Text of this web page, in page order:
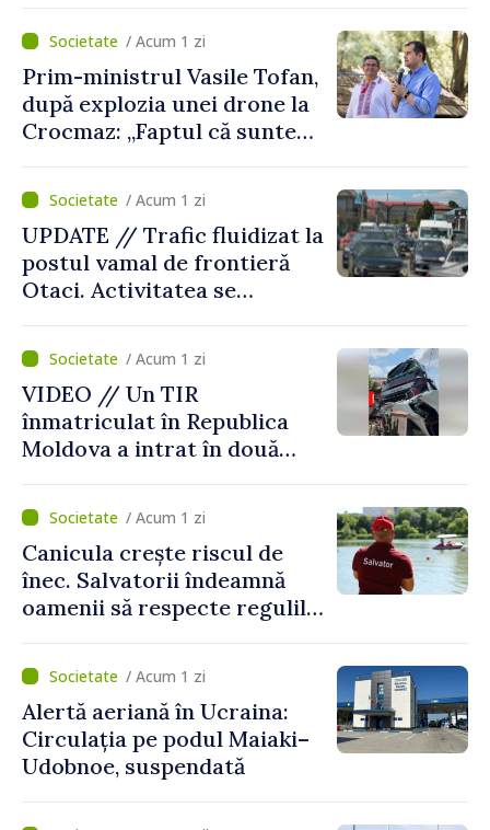
„dronă-rachetă”
/ Acum 1 zi
Prim-ministrul Vasile Tofan,
după explozia unei drone la
Crocmaz: „Faptul că suntem
ne protejează”
/ Acum 1 zi
UPDATE // Trafic fluidizat la
postul vamal de frontieră
Otaci. Activitatea se
normale
/ Acum 1 zi
VIDEO // Un TIR
înmatriculat în Republica
Moldova a intrat în două
România
/ Acum 1 zi
Canicula crește riscul de
înec. Salvatorii îndeamnă
oamenii să respecte regulile
/ Acum 1 zi
Alertă aeriană în Ucraina:
Circulația pe podul Maiaki–
Udobnoe, suspendată